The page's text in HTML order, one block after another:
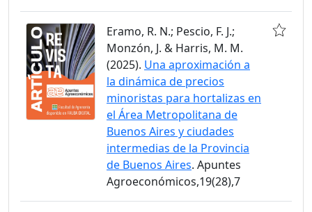
Eramo, R. N.; Pescio, F. J.;
Monzón, J. & Harris, M. M.
(2025). Una aproximación a
la dinámica de precios
minoristas para hortalizas en
el Área Metropolitana de
Buenos Aires y ciudades
intermedias de la Provincia
de Buenos Aires. Apuntes
Agroeconómicos,19(28),7